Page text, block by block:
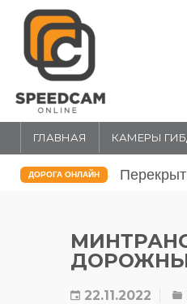
ГЛАВНАЯ КАМЕРЫ
ДОРОГА ОНЛАЙН
22.11.2022